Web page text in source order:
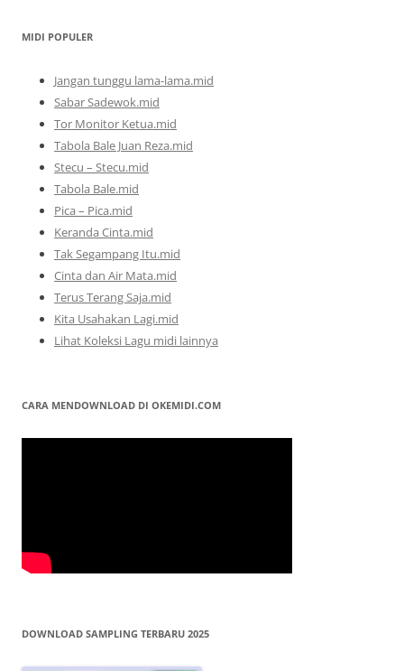
MIDI POPULER
Jangan tunggu lama-lama.mid
Sabar Sadewok.mid
Tor Monitor Ketua.mid
Tabola Bale Juan Reza.mid
Stecu – Stecu.mid
Tabola Bale.mid
Pica – Pica.mid
Keranda Cinta.mid
Tak Segampang Itu.mid
Cinta dan Air Mata.mid
Terus Terang Saja.mid
Kita Usahakan Lagi.mid
Lihat Koleksi Lagu midi lainnya
CARA MENDOWNLOAD DI OKEMIDI.COM
DOWNLOAD SAMPLING TERBARU 2025